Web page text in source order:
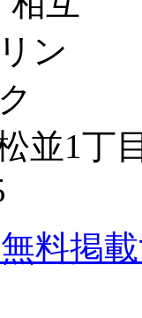
並1丁
料掲